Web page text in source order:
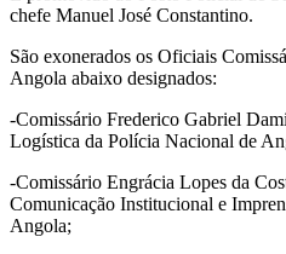
chefe Manuel José Constantino.
São exonerados os Oficiais
Angola abaixo designados:
-Comissário Frederico Gabriel
Logística da Polícia Nacional de
-Comissário Engrácia Lopes da
Comunicação Institucional e
Angola;